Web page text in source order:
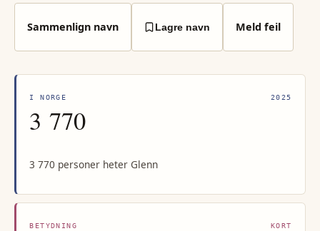
Sammenlign navn Lagre navn Meld feil
I NORGE 2025
3 770
3 770 personer heter Glenn
BETYDNING KORT